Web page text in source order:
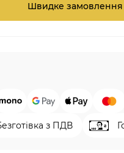
Швидке замовлення
з ПДВ